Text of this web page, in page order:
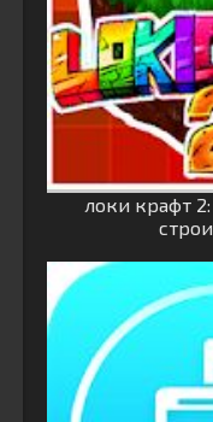
локи крафт